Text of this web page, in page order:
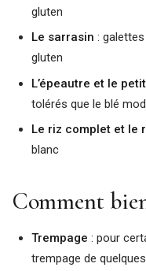
gluten
Le sarrasin :
gluten
L’épeautre et le
tolérés que le blé
Le riz complet et le
blanc
Comment
Trempage : pour
trempage de